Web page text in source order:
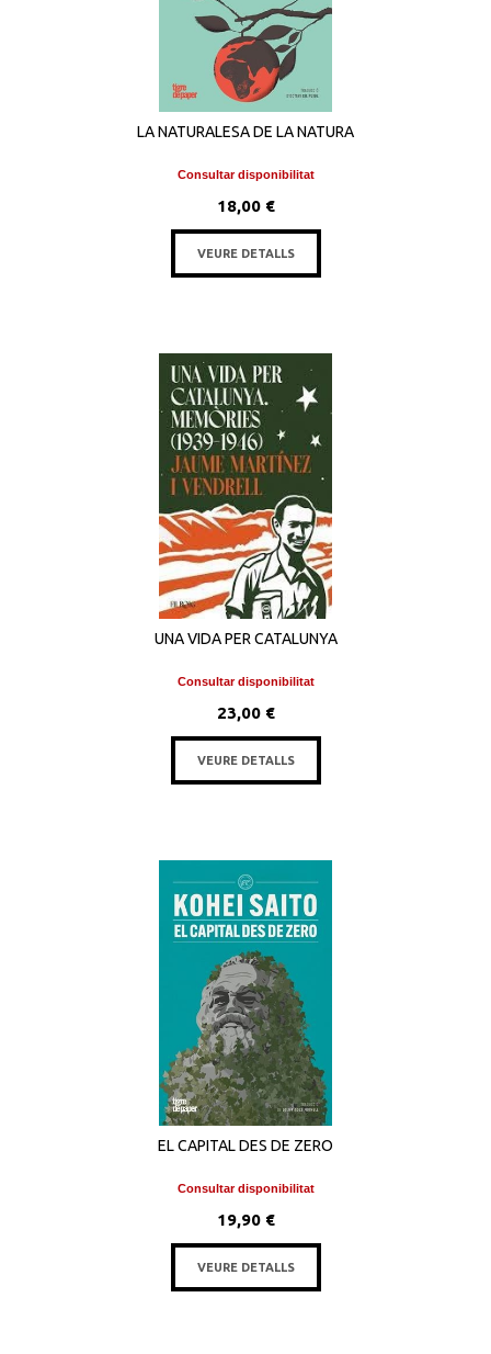
LA NATURALESA DE LA NATURA
Consultar disponibilitat
18,00 €
VEURE DETALLS
UNA VIDA PER CATALUNYA
Consultar disponibilitat
23,00 €
VEURE DETALLS
EL CAPITAL DES DE ZERO
Consultar disponibilitat
19,90 €
VEURE DETALLS